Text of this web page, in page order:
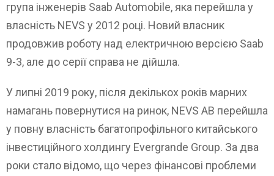
група інженерів Saab Automobile, яка перейшла у
власність NEVS у 2012 році. Новий власник
продовжив роботу над електричною версією Saab
9-3, але до серії справа не дійшла.
У липні 2019 року, після декількох років марних
намагань повернутися на ринок, NEVS AB перейшла
у повну власність багатопрофільного китайського
інвестиційного холдингу Evergrande Group. За два
роки стало відомо, що через фінансові проблеми